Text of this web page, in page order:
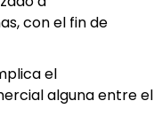
con el fin de
el
alguna entre el